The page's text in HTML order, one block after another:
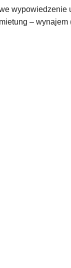
wypowiedzenie
– wynajem